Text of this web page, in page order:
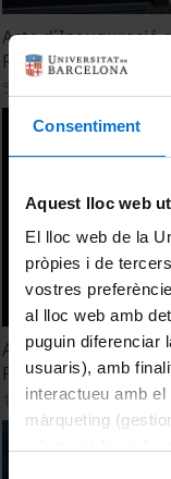
Consentiment
Aquest lloc web
El lloc web de la
pròpies i de
vostres
al lloc web amb
puguin diferenciar
usuaris), amb
interactueu amb
màrqueting
Acte d´Inauguració
Recerca contra la
Acte de Graduació
Promoció 2010
1 July, 2010